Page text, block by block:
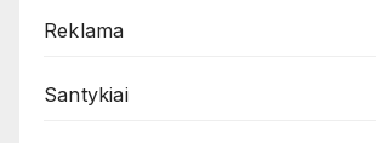
Reklama
Santykiai